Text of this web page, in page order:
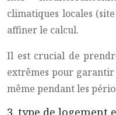
climatiques locales
affiner le calcul.
Il est crucial de
extrêmes pour
même pendant les
3. type de logement